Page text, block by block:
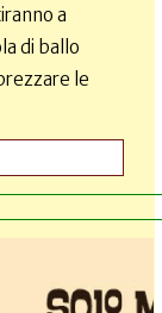
a
di ballo
le